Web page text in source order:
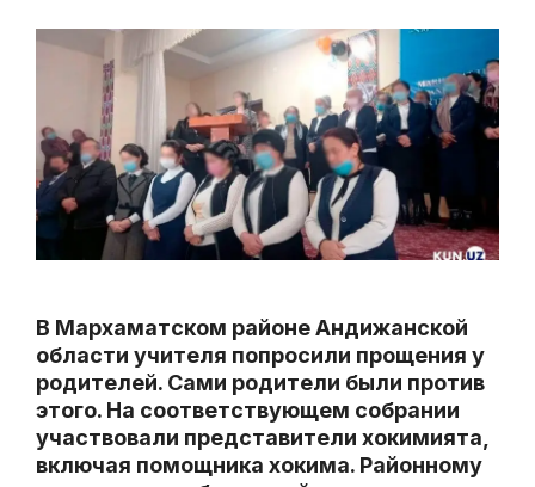
В Мархаматском районе Андижанской
области учителя попросили прощения у
родителей. Сами родители были против
этого. На соответствующем собрании
участвовали представители хокимията,
включая помощника хокима. Районному